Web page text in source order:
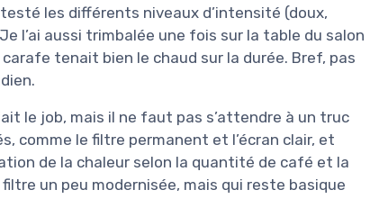
les différents niveaux d’intensité (doux,
l’ai aussi trimbalée une fois sur la table du salon
tenait bien le chaud sur la durée. Bref, pas
le job, mais il ne faut pas s’attendre à un truc
comme le filtre permanent et l’écran clair, et
de la chaleur selon la quantité de café et la
un peu modernisée, mais qui reste basique